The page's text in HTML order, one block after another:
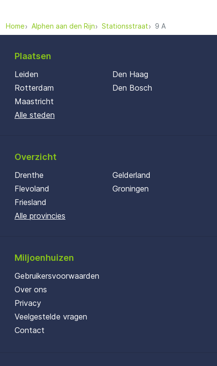
Home Alphen aan den Rijn Stationsstraat 9 A
Plaatsen
Leiden
Rotterdam
Maastricht
Den Haag
Den Bosch
Alle steden
Overzicht
Drenthe
Flevoland
Friesland
Gelderland
Groningen
Alle provincies
Miljoenhuizen
Gebruikersvoorwaarden
Over ons
Privacy
Veelgestelde vragen
Contact